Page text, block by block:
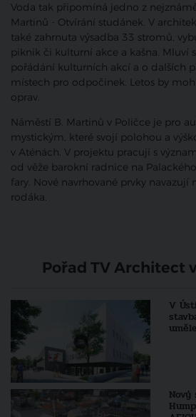
Voda tak připomíná jedno z
Martinů - Otvírání studánek. V
také zahrnuta výsadba 33 stromů,
piknik či kulturní akce a kašna. Mluví
pořádání kulturních akcí a o dalších
místech pro odpočinek. Letos by
oprav.
Náměstí B. Martinů v Poličce je pro
mystickým, které svojí polohou a
v Aténách. V projektu pracují s
od věže barokní radnice na
fary. Nové navrhované prvky navazují
rodáka.
Pořad TV Architect
V